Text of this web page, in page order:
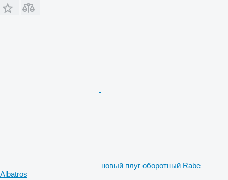
новый плуг оборотный Rabe
Albatros